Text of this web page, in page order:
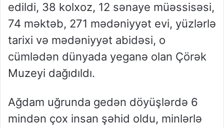
edildi, 38 kolxoz, 12 sənaye müəssisəsi,
74 məktəb, 271 mədəniyyət evi, yüzlərlə
tarixi və mədəniyyət abidəsi, o
cümlədən dünyada yeganə olan Çörək
Muzeyi dağıdıldı.
Ağdam uğrunda gedən döyüşlərdə 6
mindən çox insan şəhid oldu, minlərlə